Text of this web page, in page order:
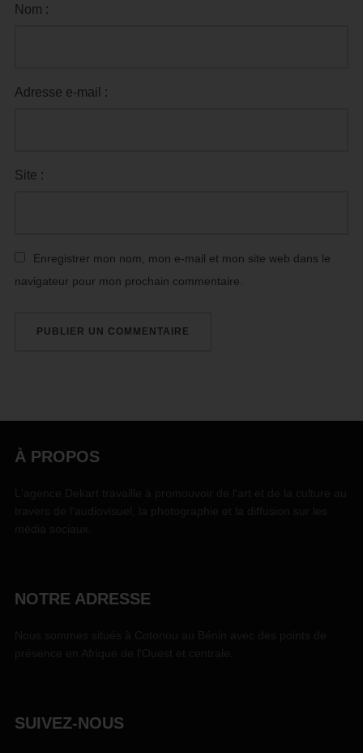
Nom :
Adresse e-mail :
Site :
Enregistrer mon nom, mon e-mail et mon site web dans le
navigateur pour mon prochain commentaire.
À PROPOS
NOTRE ADRESSE
SUIVEZ-NOUS